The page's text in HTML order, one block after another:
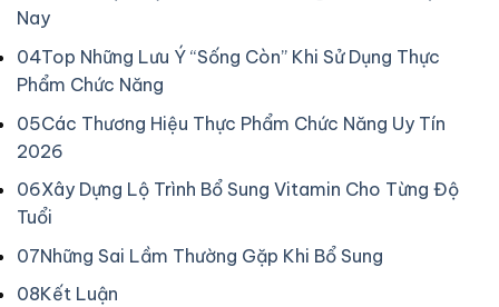
Nay
04Top Những Lưu Ý “Sống Còn” Khi Sử Dụng Thực
Phẩm Chức Năng
05Các Thương Hiệu Thực Phẩm Chức Năng Uy Tín
2026
06Xây Dựng Lộ Trình Bổ Sung Vitamin Cho Từng Độ
Tuổi
07Những Sai Lầm Thường Gặp Khi Bổ Sung
08Kết Luận